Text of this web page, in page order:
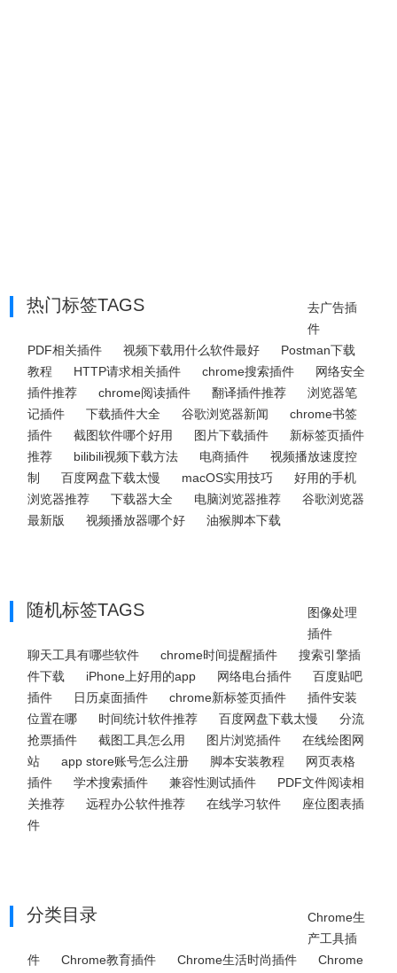
热门标签TAGS
去广告插
件
PDF相关插件
视频下载用什么软件最好
Postman下载
教程
HTTP请求相关插件 chrome搜索插件
网络安全
插件推荐
chrome阅读插件 翻译插件推荐
浏览器笔
记插件
下载插件大全 谷歌浏览器新闻
chrome书签
插件
截图软件哪个好用 图片下载插件
新标签页插件
推荐
bilibili视频下载方法 电商插件
视频播放速度控
制
百度网盘下载太慢 macOS实用技巧
好用的手机
浏览器推荐
下载器大全 电脑浏览器推荐
谷歌浏览器
最新版
视频播放器哪个好 油猴脚本下载
随机标签TAGS
图像处理
插件
聊天工具有哪些软件
chrome时间提醒插件
搜索引擎插
件下载
iPhone上好用的app 网络电台插件
百度贴吧
插件
日历桌面插件 chrome新标签页插件
插件安装
位置在哪
时间统计软件推荐 百度网盘下载太慢
分流
抢票插件
截图工具怎么用 图片浏览插件
在线绘图网
站
app store账号怎么注册 脚本安装教程
网页表格
插件
学术搜索插件 兼容性测试插件
PDF文件阅读相
关推荐
远程办公软件推荐 在线学习软件
座位图表插
件
分类目录
Chrome生
产工具插
件
Chrome教育插件 Chrome生活时尚插件
Chrome